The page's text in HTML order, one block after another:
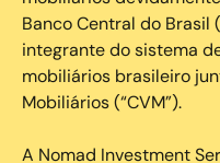
Banco Central do Brasil
integrante do sistema
mobiliários brasileiro
Mobiliários (“CVM”).
‍A Nomad Investment